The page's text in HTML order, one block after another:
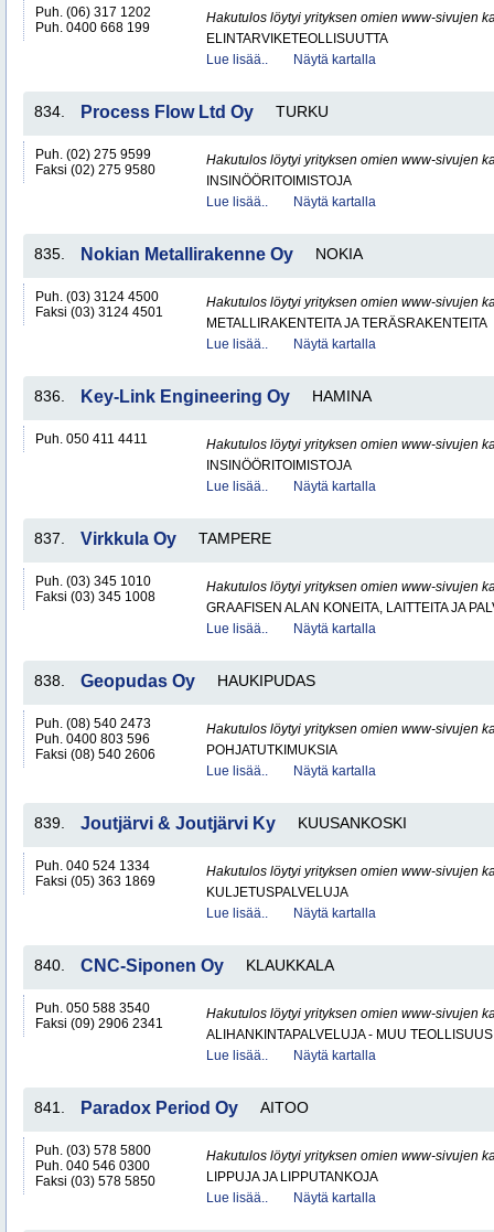
Puh. (06) 317 1202
Puh. 0400 668 199
Hakutulos löytyi yrityksen omien www-sivujen
ELINTARVIKETEOLLISUUTTA
Lue lisää..
Näytä kartalla
834. Process Flow Ltd Oy TURKU
Puh. (02) 275 9599
Faksi (02) 275 9580
Hakutulos löytyi yrityksen omien www-sivujen
INSINÖÖRITOIMISTOJA
Lue lisää..
Näytä kartalla
835. Nokian Metallirakenne Oy NOKIA
Puh. (03) 3124 4500
Faksi (03) 3124 4501
Hakutulos löytyi yrityksen omien www-sivujen
METALLIRAKENTEITA JA TERÄSRAKENTEITA
Lue lisää..
Näytä kartalla
836. Key-Link Engineering Oy HAMINA
Puh. 050 411 4411
Hakutulos löytyi yrityksen omien www-sivujen
INSINÖÖRITOIMISTOJA
Lue lisää..
Näytä kartalla
837. Virkkula Oy TAMPERE
Puh. (03) 345 1010
Faksi (03) 345 1008
Hakutulos löytyi yrityksen omien www-sivujen
GRAAFISEN ALAN KONEITA, LAITTEITA JA
Lue lisää..
Näytä kartalla
838. Geopudas Oy HAUKIPUDAS
Puh. (08) 540 2473
Puh. 0400 803 596
Faksi (08) 540 2606
Hakutulos löytyi yrityksen omien www-sivujen
POHJATUTKIMUKSIA
Lue lisää..
Näytä kartalla
839. Joutjärvi & Joutjärvi Ky KUUSANKOSKI
Puh. 040 524 1334
Faksi (05) 363 1869
Hakutulos löytyi yrityksen omien www-sivujen
KULJETUSPALVELUJA
Lue lisää..
Näytä kartalla
840. CNC-Siponen Oy KLAUKKALA
Puh. 050 588 3540
Faksi (09) 2906 2341
Hakutulos löytyi yrityksen omien www-sivujen
ALIHANKINTAPALVELUJA - MUU TEOLLISUUS
Lue lisää..
Näytä kartalla
841. Paradox Period Oy AITOO
Puh. (03) 578 5800
Puh. 040 546 0300
Faksi (03) 578 5850
Hakutulos löytyi yrityksen omien www-sivujen
LIPPUJA JA LIPPUTANKOJA
Lue lisää..
Näytä kartalla